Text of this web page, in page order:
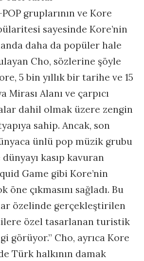
gruplarının ve Kore
sayesinde Kore’nin
daha da popüler hale
Cho, sözlerine şöyle
5 bin yıllık bir tarihe ve 15
Mirası Alanı ve çarpıcı
dahil olmak üzere zengin
sahip. Ancak, son
ünlü pop müzik grubu
dünyayı kasıp kavuran
Game gibi Kore’nin
öne çıkmasını sağladı. Bu
özelinde gerçekleştirilen
özel tasarlanan turistik
görüyor.” Cho, ayrıca Kore
Türk halkının damak